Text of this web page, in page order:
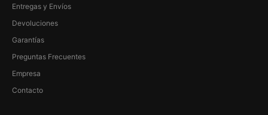
Entregas y Envíos
Devoluciones
Garantías
Preguntas Frecuentes
Empresa
Contacto